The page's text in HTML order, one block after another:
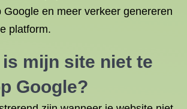
Google en meer verkeer genereren
platform.
mijn site niet te
Google?